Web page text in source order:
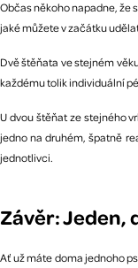
Občas někoho napadne, že
jaké můžete v začátku
Dvě štěňata ve stejném
každému tolik individuální
U dvou štěňat ze stejného
jedno na druhém, špatně
jednotlivci.
Závěr: Jeden,
Ať už máte doma jednoho